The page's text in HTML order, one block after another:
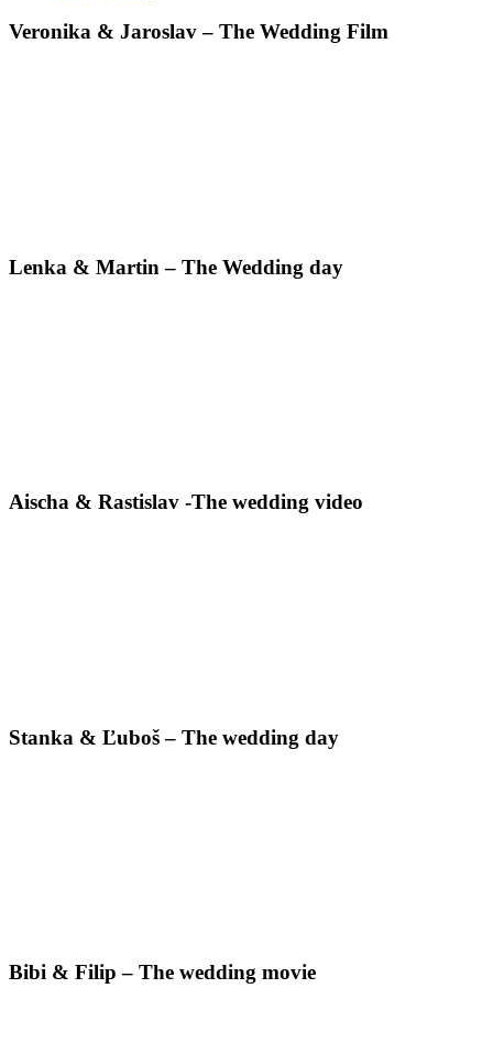
Veronika & Jaroslav – The Wedding Film
Lenka & Martin – The Wedding day
Aischa & Rastislav -The wedding video
Stanka & Ľuboš – The wedding day
Bibi & Filip – The wedding movie